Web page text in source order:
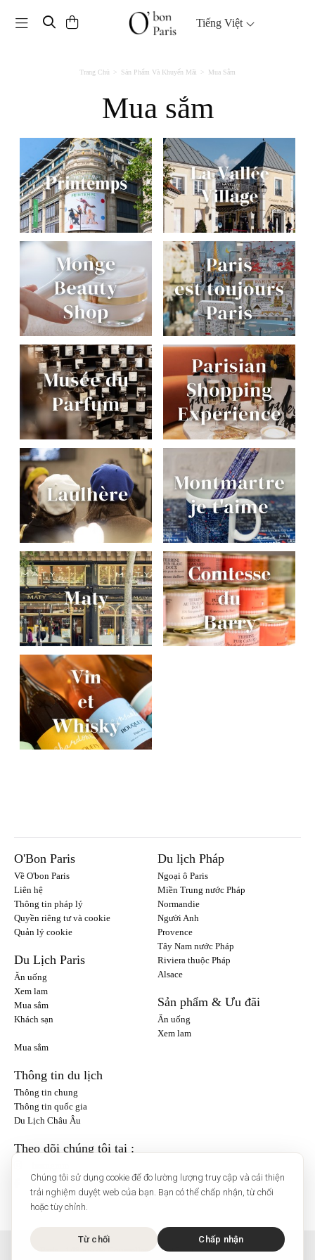
Chúng tôi sử dụng cookie để đo lường lượng truy cập và cải thiện
trải nghiệm duyệt web của bạn. Bạn có thể chấp nhận, từ chối
hoặc tùy chỉnh.
Từ chối Chấp nhận
Toggle navigation Tiếng Việt
Trang Chủ Sản Phẩm Và Khuyến Mãi Mua Sắm
Mua sắm
O'Bon Paris
Về O'bon Paris
Liên hệ
Thông tin pháp lý
Quyền riêng tư và cookie
Quản lý cookie
Du Lịch Paris
Ăn uống
Xem lam
Mua sắm
Khách sạn
Du lịch Pháp
Ngoại ô Paris
Miền Trung nước Pháp
Normandie
Người Anh
Provence
Tây Nam nước Pháp
Riviera thuộc Pháp
Alsace
Sản phẩm & Ưu đãi
Ăn uống
Xem lam
Mua sắm
Thông tin du lịch
Thông tin chung
Thông tin quốc gia
Du Lịch Châu Âu
Theo dõi chúng tôi tại :
O'Bon Paris - 148 rue de Courcelles - 75017 Paris